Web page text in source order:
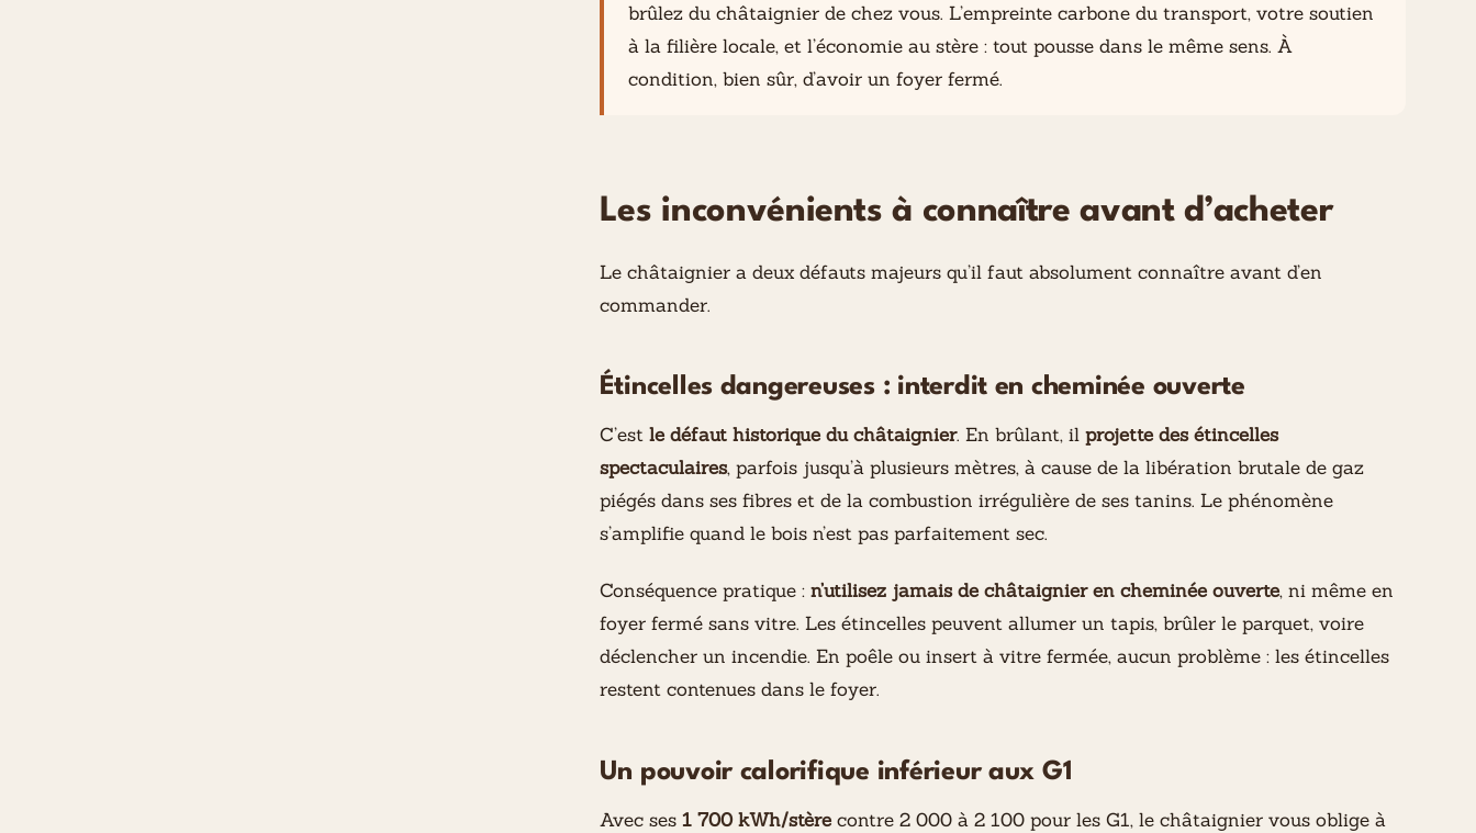
brûlez du châtaignier de chez vous. L’empreinte carbone du transport, votre soutien
à la filière locale, et l’économie au stère : tout pousse dans le même sens. À
condition, bien sûr, d’avoir un foyer fermé.
Les inconvénients à connaître avant d’acheter
Le châtaignier a deux défauts majeurs qu’il faut absolument connaître avant d’en
commander.
Étincelles dangereuses : interdit en cheminée ouverte
C’est le défaut historique du châtaignier. En brûlant, il projette des étincelles
spectaculaires, parfois jusqu’à plusieurs mètres, à cause de la libération brutale de gaz
piégés dans ses fibres et de la combustion irrégulière de ses tanins. Le phénomène
s’amplifie quand le bois n’est pas parfaitement sec.
Conséquence pratique : n’utilisez jamais de châtaignier en cheminée ouverte, ni même en
foyer fermé sans vitre. Les étincelles peuvent allumer un tapis, brûler le parquet, voire
déclencher un incendie. En poêle ou insert à vitre fermée, aucun problème : les étincelles
restent contenues dans le foyer.
Un pouvoir calorifique inférieur aux G1
Avec ses 1 700 kWh/stèrecontre 2 000 à 2 100 pour les G1, le châtaignier vous oblige à